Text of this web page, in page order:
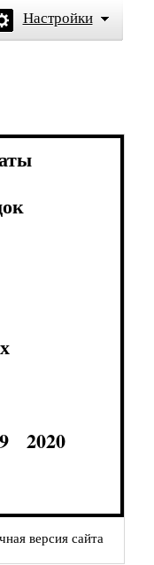
Настройки
2020
версия сайта